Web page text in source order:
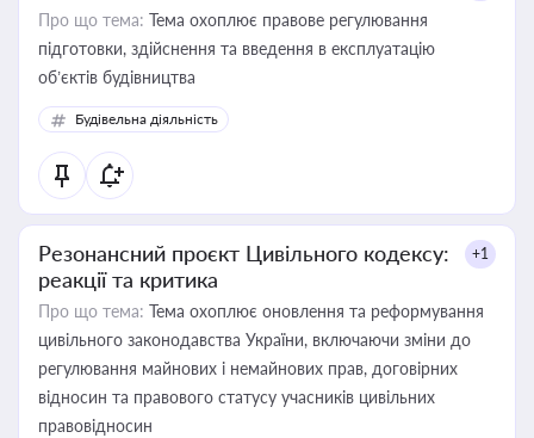
Про що тема: Тема охоплює правове регулювання
підготовки, здійснення та введення в експлуатацію
об’єктів будівництва
Будівельна діяльність
Резонансний проєкт Цивільного кодексу:
реакції та критика
+1
Про що тема: Тема охоплює оновлення та реформування
цивільного законодавства України, включаючи зміни до
регулювання майнових і немайнових прав, договірних
відносин та правового статусу учасників цивільних
правовідносин